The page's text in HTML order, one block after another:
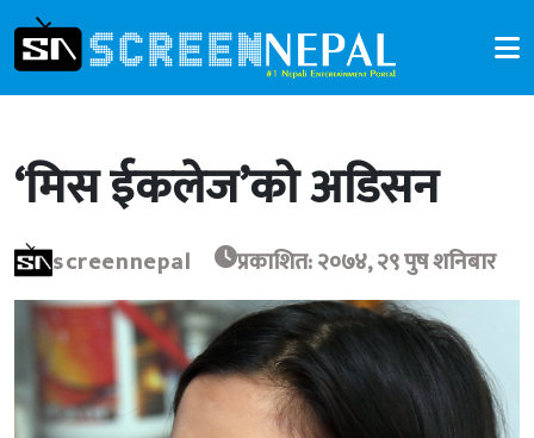
‘मिस ईकलेज’को अडिसन
screennepal प्रकाशित: २०७४, २९ पुष शनिबार